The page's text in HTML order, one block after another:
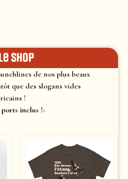
shop
de nos plus beaux
que des slogans vides
!
inclus !-